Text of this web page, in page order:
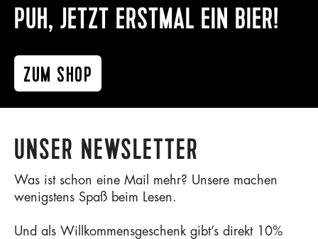
PUH, JETZT ERSTMAL EIN BIER!
ZUM SHOP
UNSER NEWSLETTER
Was ist schon eine Mail mehr? Unsere machen
wenigstens Spaß beim Lesen.
Und als Willkommensgeschenk gibt’s direkt 10%